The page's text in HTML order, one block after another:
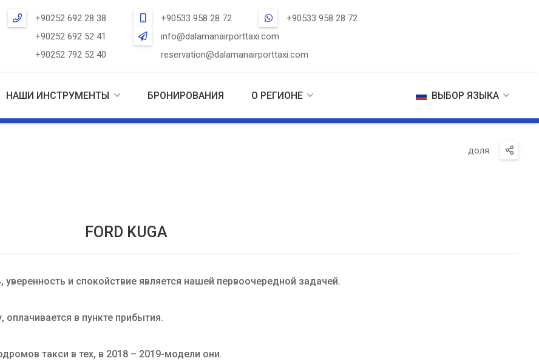
+90252 692 28 38
+90252 692 52 41
+90252 792 52 40
+90533 958 28 72
+90533 958 28 72
info@dalamanairporttaxi.com
reservation@dalamanairporttaxi.com
НАШИ ИНСТРУМЕНТЫ БРОНИРОВАНИЯ О РЕГИОНЕ ВЫБОР ЯЗЫКА
доля:
FORD KUGA
и спокойствие является нашей первоочередной задачей.
в пункте прибытия.
такси в тех, в 2018 – 2019-модели они.